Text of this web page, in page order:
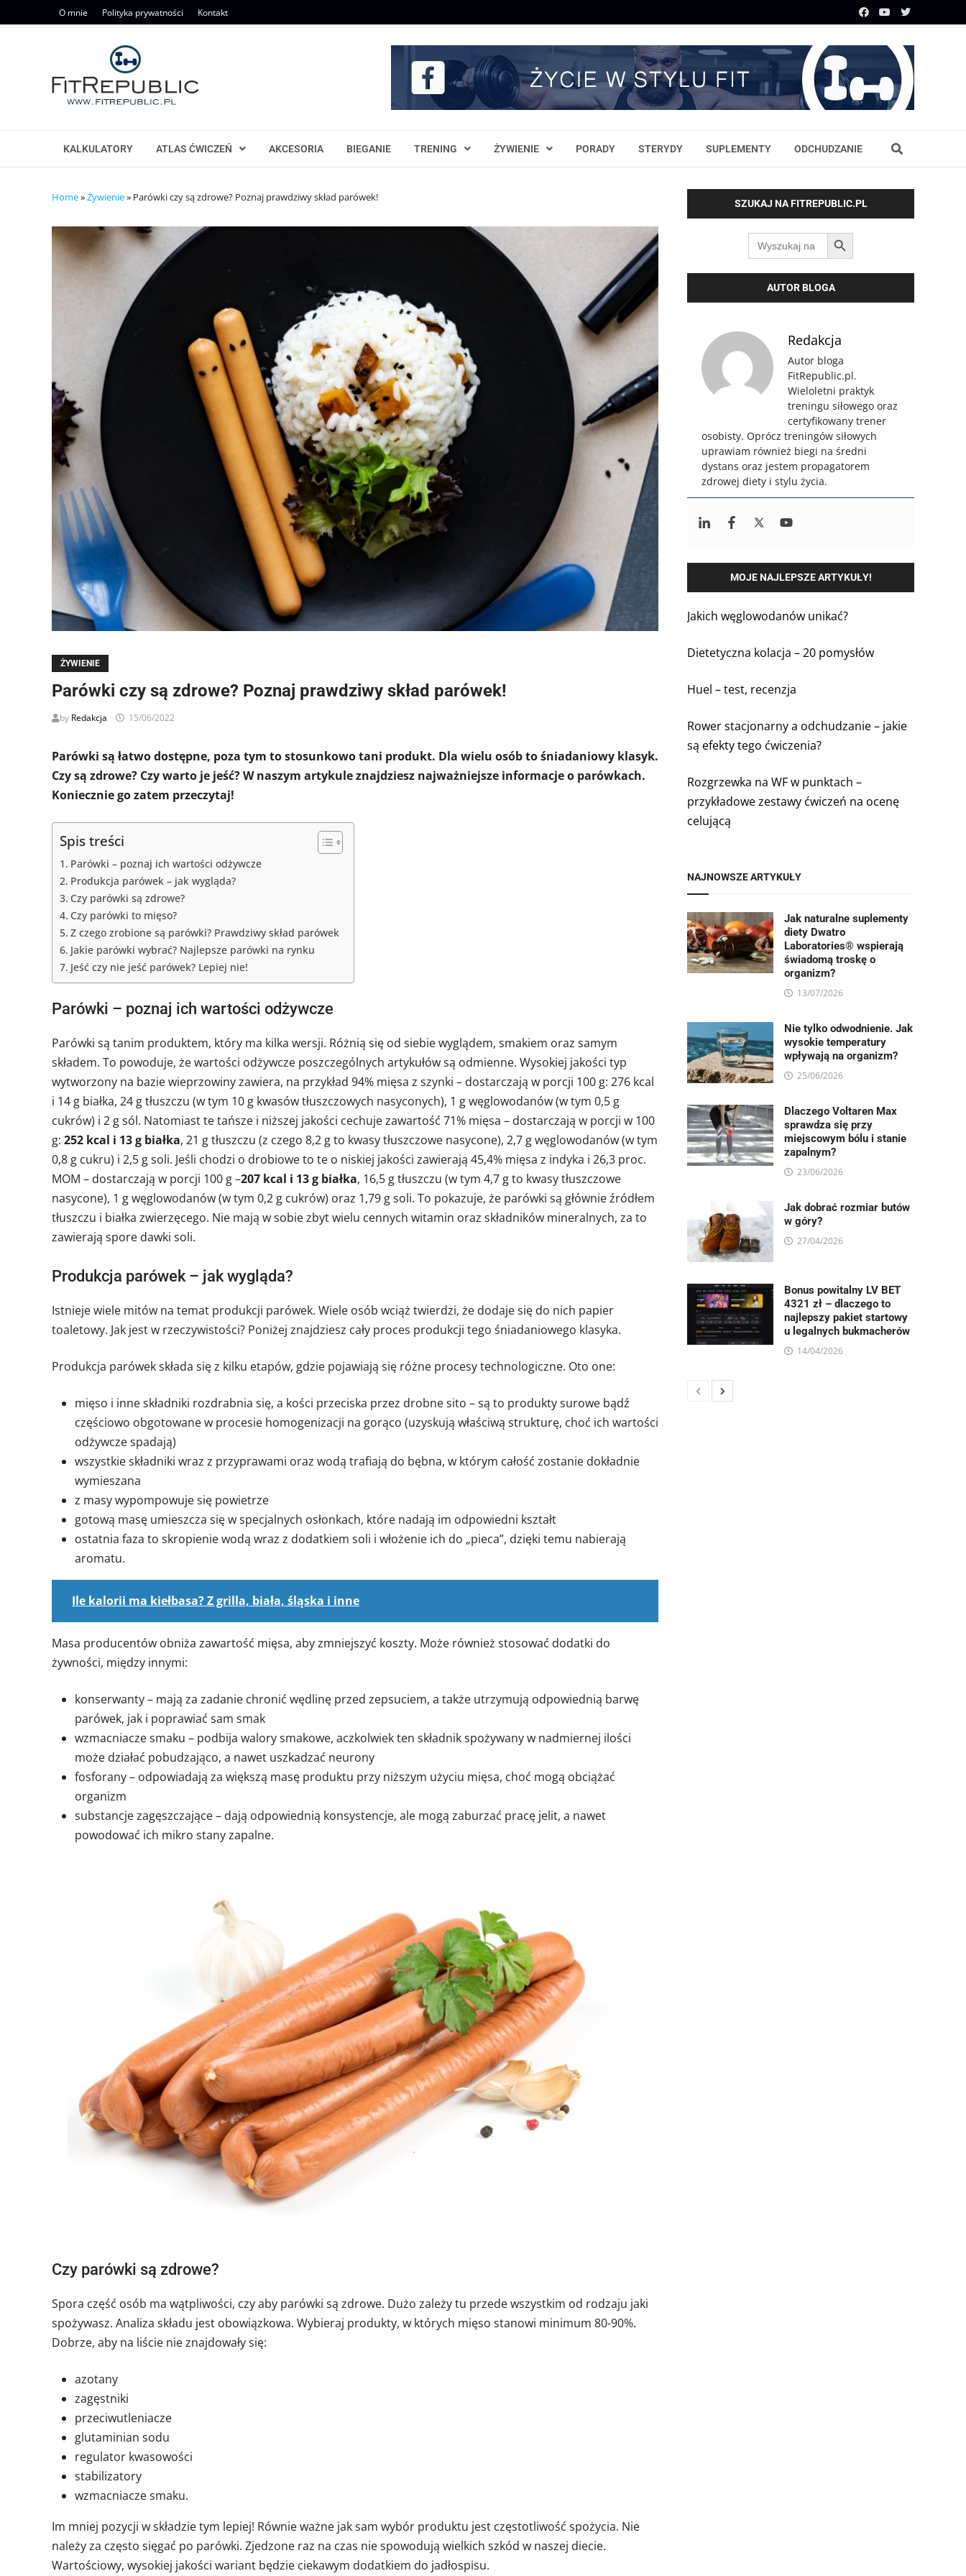
to
O mnie Polityka prywatności Kontakt
KALKULATORY ATLAS ĆWICZEŃ AKCESORIA BIEGANIE TRENING ŻYWIENIE PORADY STERYDY SUPLEMENTY ODCHUDZANIE
Home»Żywienie» Parówki czy są zdrowe? Poznaj prawdziwy skład parówek!
ŻYWIENIE
Parówki czy są zdrowe? Poznaj prawdziwy skład parówek!
by Redakcja 15/06/2022
Parówki są łatwo dostępne, poza tym to stosunkowo tani produkt. Dla wielu osób to śniadaniowy klasyk.
Czy są zdrowe? Czy warto je jeść? W naszym artykule znajdziesz najważniejsze informacje o parówkach.
Koniecznie go zatem przeczytaj!
Spis treści
Parówki – poznaj ich wartości odżywcze
Produkcja parówek – jak wygląda?
Czy parówki są zdrowe?
Czy parówki to mięso?
Z czego zrobione są parówki? Prawdziwy skład parówek
Jakie parówki wybrać? Najlepsze parówki na rynku
Jeść czy nie jeść parówek? Lepiej nie!
Parówki – poznaj ich wartości odżywcze
Parówki są tanim produktem, który ma kilka wersji. Różnią się od siebie wyglądem, smakiem oraz samym
składem. To powoduje, że wartości odżywcze poszczególnych artykułów są odmienne. Wysokiej jakości typ
wytworzony na bazie wieprzowiny zawiera, na przykład 94% mięsa z szynki – dostarczają w porcji 100 g: 276 kcal
i 14 g białka, 24 g tłuszczu (w tym 10 g kwasów tłuszczowych nasyconych), 1 g węglowodanów (w tym 0,5 g
cukrów) i 2 g sól. Natomiast te tańsze i niższej jakości cechuje zawartość 71% mięsa – dostarczają w porcji w 100
g: 252 kcal i 13 g białka, 21 g tłuszczu (z czego 8,2 g to kwasy tłuszczowe nasycone), 2,7 g węglowodanów (w tym
0,8 g cukru) i 2,5 g soli. Jeśli chodzi o drobiowe to te o niskiej jakości zawierają 45,4% mięsa z indyka i 26,3 proc.
MOM – dostarczają w porcji 100 g –207 kcal i 13 g białka, 16,5 g tłuszczu (w tym 4,7 g to kwasy tłuszczowe
nasycone), 1 g węglowodanów (w tym 0,2 g cukrów) oraz 1,79 g soli. To pokazuje, że parówki są głównie źródłem
tłuszczu i białka zwierzęcego. Nie mają w sobie zbyt wielu cennych witamin oraz składników mineralnych, za to
zawierają spore dawki soli.
Produkcja parówek – jak wygląda?
Istnieje wiele mitów na temat produkcji parówek. Wiele osób wciąż twierdzi, że dodaje się do nich papier
toaletowy. Jak jest w rzeczywistości? Poniżej znajdziesz cały proces produkcji tego śniadaniowego klasyka.
Produkcja parówek składa się z kilku etapów, gdzie pojawiają się różne procesy technologiczne. Oto one:
mięso i inne składniki rozdrabnia się, a kości przeciska przez drobne sito – są to produkty surowe bądź
częściowo obgotowane w procesie homogenizacji na gorąco (uzyskują właściwą strukturę, choć ich wartości
odżywcze spadają)
wszystkie składniki wraz z przyprawami oraz wodą trafiają do bębna, w którym całość zostanie dokładnie
wymieszana
z masy wypompowuje się powietrze
gotową masę umieszcza się w specjalnych osłonkach, które nadają im odpowiedni kształt
ostatnia faza to skropienie wodą wraz z dodatkiem soli i włożenie ich do „pieca”, dzięki temu nabierają
aromatu.
Ile kalorii ma kiełbasa? Z grilla, biała, śląska i inne
Masa producentów obniża zawartość mięsa, aby zmniejszyć koszty. Może również stosować dodatki do
żywności, między innymi:
konserwanty – mają za zadanie chronić wędlinę przed zepsuciem, a także utrzymują odpowiednią barwę
parówek, jak i poprawiać sam smak
wzmacniacze smaku – podbija walory smakowe, aczkolwiek ten składnik spożywany w nadmiernej ilości
może działać pobudzająco, a nawet uszkadzać neurony
fosforany – odpowiadają za większą masę produktu przy niższym użyciu mięsa, choć mogą obciążać
organizm
substancje zagęszczające – dają odpowiednią konsystencje, ale mogą zaburzać pracę jelit, a nawet
powodować ich mikro stany zapalne.
Czy parówki są zdrowe?
Spora część osób ma wątpliwości, czy aby parówki są zdrowe. Dużo zależy tu przede wszystkim od rodzaju jaki
spożywasz. Analiza składu jest obowiązkowa. Wybieraj produkty, w których mięso stanowi minimum 80-90%.
Dobrze, aby na liście nie znajdowały się:
azotany
zagęstniki
przeciwutleniacze
glutaminian sodu
regulator kwasowości
stabilizatory
wzmacniacze smaku.
Im mniej pozycji w składzie tym lepiej! Równie ważne jak sam wybór produktu jest częstotliwość spożycia. Nie
należy za często sięgać po parówki. Zjedzone raz na czas nie spowodują wielkich szkód w naszej diecie.
Wartościowy, wysokiej jakości wariant będzie ciekawym dodatkiem do jadłospisu.
SZUKAJ NA FITREPUBLIC.PL
Search
for:
SEARCH BUTTON
AUTOR BLOGA
Redakcja
Autor bloga
FitRepublic.pl.
Wieloletni praktyk
treningu siłowego oraz
certyfikowany trener
osobisty. Oprócz treningów siłowych
uprawiam również biegi na średni
dystans oraz jestem propagatorem
zdrowej diety i stylu życia.
MOJE NAJLEPSZE ARTYKUŁY!
Jakich węglowodanów unikać?
Dietetyczna kolacja – 20 pomysłów
Huel – test, recenzja
Rower stacjonarny a odchudzanie – jakie
są efekty tego ćwiczenia?
Rozgrzewka na WF w punktach –
przykładowe zestawy ćwiczeń na ocenę
celującą
NAJNOWSZE ARTYKUŁY
Jak naturalne suplementy
diety Dwatro
Laboratories® wspierają
świadomą troskę o
organizm?
13/07/2026
Nie tylko odwodnienie. Jak
wysokie temperatury
wpływają na organizm?
25/06/2026
Dlaczego Voltaren Max
sprawdza się przy
miejscowym bólu i stanie
zapalnym?
23/06/2026
Jak dobrać rozmiar butów
w góry?
27/04/2026
Bonus powitalny LV BET
4321 zł – dlaczego to
najlepszy pakiet startowy
u legalnych bukmacherów
14/04/2026